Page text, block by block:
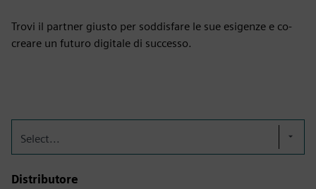
Trovi il partner giusto per soddisfare le sue esigenze e co-
creare un futuro digitale di successo.
Select...
Distributore